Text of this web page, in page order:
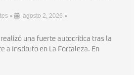
• agosto 2, 2026 •
realizó una fuerte autocrítica tras la
a Instituto en La Fortaleza. En